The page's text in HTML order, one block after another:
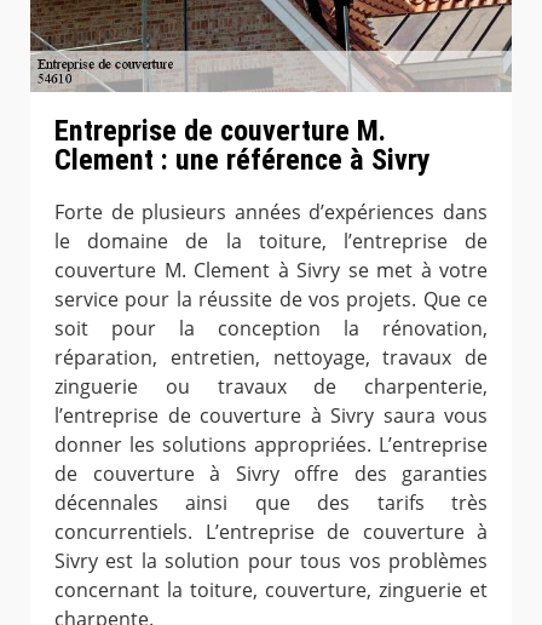
Entreprise de couverture M.
Clement : une référence à Sivry
Forte de plusieurs années d’expériences dans
le domaine de la toiture, l’entreprise de
couverture M. Clement à Sivry se met à votre
service pour la réussite de vos projets. Que ce
soit pour la conception la rénovation,
réparation, entretien, nettoyage, travaux de
zinguerie ou travaux de charpenterie,
l’entreprise de couverture à Sivry saura vous
donner les solutions appropriées. L’entreprise
de couverture à Sivry offre des garanties
décennales ainsi que des tarifs très
concurrentiels. L’entreprise de couverture à
Sivry est la solution pour tous vos problèmes
concernant la toiture, couverture, zinguerie et
charpente.